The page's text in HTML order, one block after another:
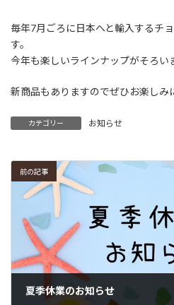
新
時
毎年7月ごろに日本へと輸入するチ
す。
今年も楽しいラインナップがそろい
新商品もありますのでぜひお楽しみ
カテゴリー お知らせ
前の記事
夏季休業のお知らせ